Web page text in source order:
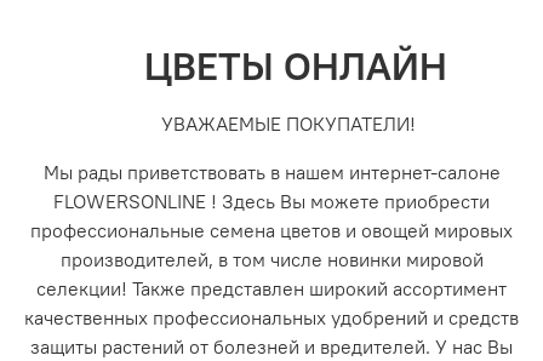
ЦВЕТЫ ОНЛАЙН
УВАЖАЕМЫЕ ПОКУПАТЕЛИ!
Мы рады приветствовать в нашем интернет-салоне
FLOWERSONLINE ! Здесь Вы можете приобрести
профессиональные семена цветов и овощей мировых
производителей, в том числе новинки мировой
селекции! Также представлен широкий ассортимент
качественных профессиональных удобрений и средств
защиты растений от болезней и вредителей. У нас Вы